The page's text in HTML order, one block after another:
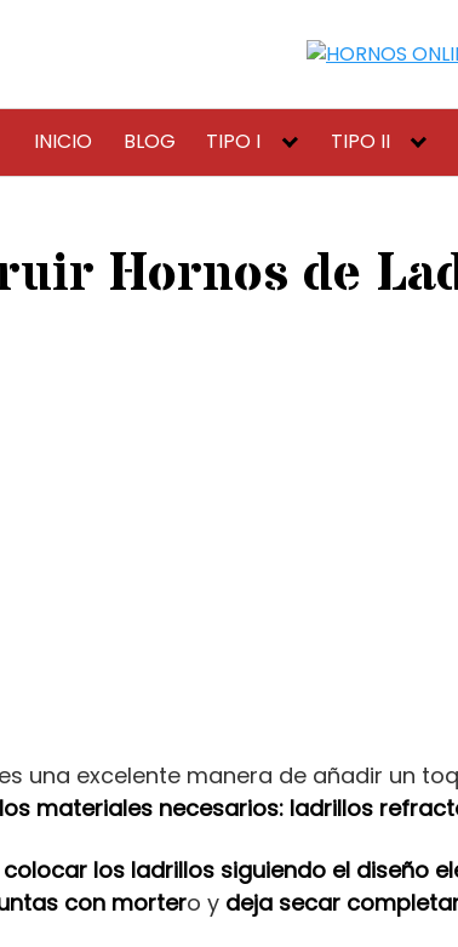
INICIO BLOG TIPO I TIPO II
Hornos de
es una excelente manera de añadir un
materiales necesarios: ladrillos
colocar los ladrillos siguiendo el diseño
con mortero y deja secar